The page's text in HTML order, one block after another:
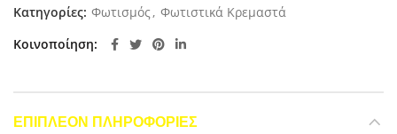
Κατηγορίες: Φωτισμός , Φωτιστικά Κρεμαστά
Κοινοποίηση
ΕΠΙΠΛΈΟΝ ΠΛΗΡΟΦΟΡΊΕΣ